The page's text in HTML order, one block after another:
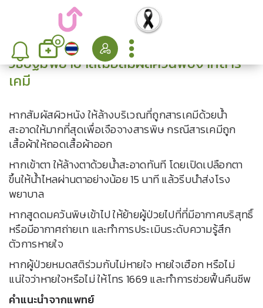
0
วิธีปฐมพยาบาลเมื่อสัมผัสควันพิษจากสาร
เคมี
หากสัมผัสผิวหนัง ให้ล้างบริเวณที่ถูกสารเคมีด้วยน้ำ
สะอาดให้มากที่สุดเพื่อเจือจางสารพิษ กรณีสารเคมีถูก
เสื้อผ้าให้ถอดเสื้อผ้าออก
หากเข้าตา ให้ล้างตาด้วยน้ำสะอาดทันที โดยเปิดเปลือกตา
ขึ้นให้น้ำไหลผ่านตาอย่างน้อย 15 นาที แล้วรีบนำส่งโรง
พยาบาล
หากสูดดมควันพิษเข้าไป ให้ย้ายผู้ป่วยไปที่ที่มีอากาศบริสุทธิ์
หรือมีอากาศถ่ายเท และทำการประเมินระดับความรู้สึก
ตัวการหายใจ
หากผู้ป่วยหมดสติร่วมกับไม่หายใจ หายใจเฮือก หรือไม่
แน่ใจว่าหายใจหรือไม่ ให้โทร 1669 และทำการช่วยฟื้นคืนชีพ
คำแนะนำจากแพทย์